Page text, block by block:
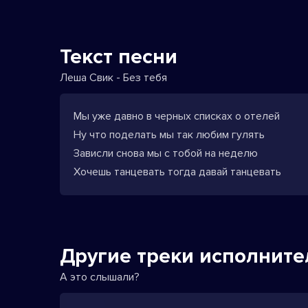
Текст песни
Леша Свик - Без тебя
Мы уже давно в черных списках о отелей
Ну что поделать мы так любим гулять
Зависли снова мы с тобой на неделю
Хочешь танцевать тогда давай танцевать
Другие треки
А это слышали?